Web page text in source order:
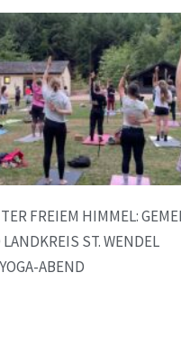
FREIEM HIMMEL:
ST. WENDEL
ABEND